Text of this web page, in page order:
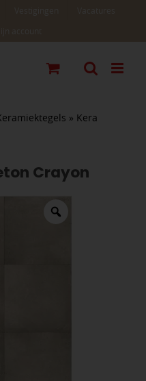
» Kera
Crayon